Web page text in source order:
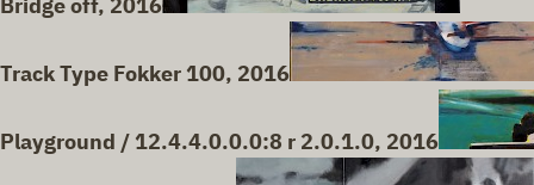
Track Type Fokker 100, 2016
Playground / 12.4.4.0.0.0:8 r 2.0.1.0, 2016